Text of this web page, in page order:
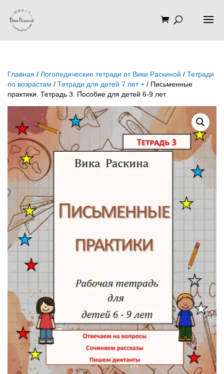
Главная / Логопедические тетради от Вики Раскиной / Тетради
по возрастам / Тетради для детей 7 лет + / Письменные
практики. Тетрадь 3. Пособие для детей 6-9 лет